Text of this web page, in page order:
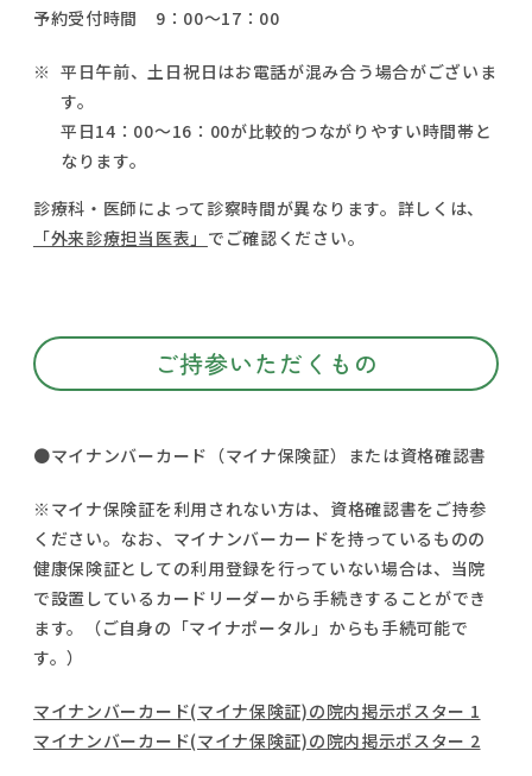
予約受付時間 9：00～17：00
平日午前、土日祝日はお電話が混み合う場合がございま
す。
平日14：00～16：00が比較的つながりやすい時間帯と
なります。
診療科・医師によって診察時間が異なります。詳しくは、
「外来診療担当医表」 でご確認ください。
ご持参いただくもの
●マイナンバーカード（マイナ保険証）または資格確認書
※マイナ保険証を利用されない方は、資格確認書をご持参
ください。なお、マイナンバーカードを持っているものの
健康保険証としての利用登録を行っていない場合は、当院
で設置しているカードリーダーから手続きすることができ
ます。（ご自身の「マイナポータル」からも手続可能で
す。）
マイナンバーカード(マイナ保険証)の院内掲示ポスター 1
マイナンバーカード(マイナ保険証)の院内掲示ポスター 2